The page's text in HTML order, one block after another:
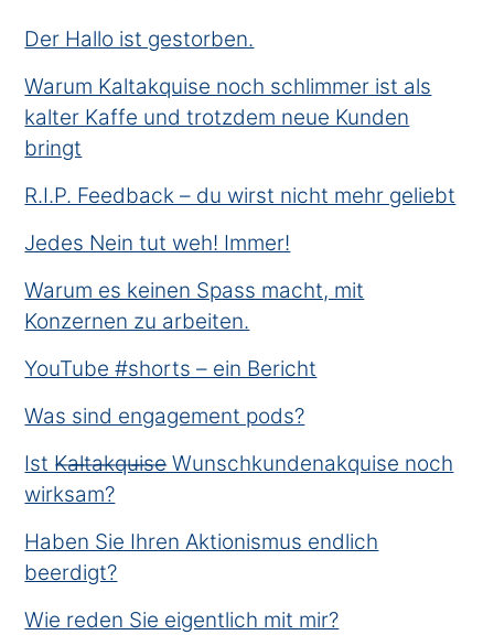
Der Hallo ist gestorben.
Warum Kaltakquise noch schlimmer ist als
kalter Kaffe und trotzdem neue Kunden
bringt
R.I.P. Feedback – du wirst nicht mehr geliebt
Jedes Nein tut weh! Immer!
Warum es keinen Spass macht, mit
Konzernen zu arbeiten.
YouTube #shorts – ein Bericht
Was sind engagement pods?
Ist K̶a̶l̶t̶a̶k̶q̶u̶i̶s̶e̶ Wunschkundenakquise noch
wirksam?
Haben Sie Ihren Aktionismus endlich
beerdigt?
Wie reden Sie eigentlich mit mir?